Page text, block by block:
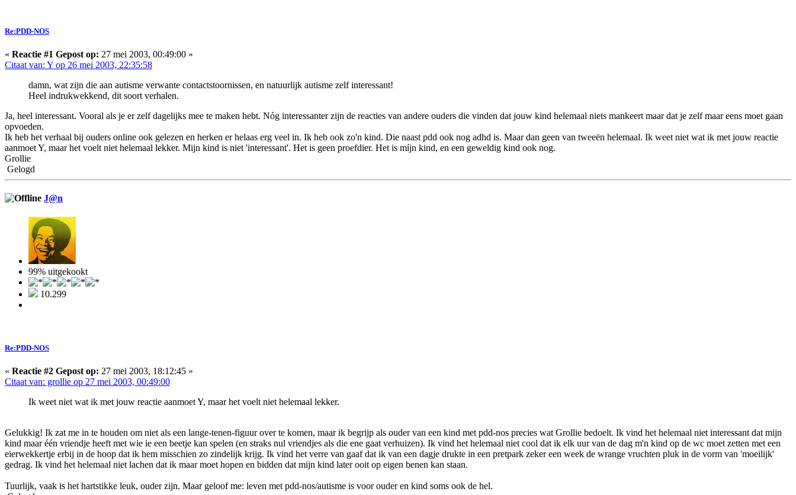
Re:PDD-NOS
« Reactie #1 Gepost op: 27 mei 2003, 00:49:00 »
Citaat van: Y op 26 mei 2003, 22:35:58
damn, wat zijn die aan autisme verwante contactstoornissen, en natuurlijk autisme zelf interessant!
Heel indrukwekkend, dit soort verhalen.
Ja, heel interessant. Vooral als je er zelf dagelijks mee te maken hebt. Nóg interessanter zijn de reacties van andere ouders die vinden dat jouw kind helemaal niets mankeert maar dat je zelf maar eens moet gaan
opvoeden.
Ik heb het verhaal bij ouders online ook gelezen en herken er helaas erg veel in. Ik heb ook zo'n kind. Die naast pdd ook nog adhd is. Maar dan geen van tweeën helemaal. Ik weet niet wat ik met jouw reactie
aanmoet Y, maar het voelt niet helemaal lekker. Mijn kind is niet 'interessant'. Het is geen proefdier. Het is míjn kind, en een geweldig kind ook nog.
Grollie
Gelogd
J@n
99% uitgekookt
10.299
Re:PDD-NOS
« Reactie #2 Gepost op: 27 mei 2003, 18:12:45 »
Citaat van: grollie op 27 mei 2003, 00:49:00
Ik weet niet wat ik met jouw reactie aanmoet Y, maar het voelt niet helemaal lekker.
Gelukkig! Ik zat me in te houden om niet als een lange-tenen-figuur over te komen, maar ik begrijp als ouder van een kind met pdd-nos precies wat Grollie bedoelt. Ik vind het helemaal niet interessant dat mijn
kind maar één vriendje heeft met wie ie een beetje kan spelen (en straks nul vriendjes als die ene gaat verhuizen). Ik vind het helemaal niet cool dat ik elk uur van de dag m'n kind op de wc moet zetten met een
eierwekkertje erbij in de hoop dat ik hem misschien zo zindelijk krijg. Ik vind het verre van gaaf dat ik van een dagje drukte in een pretpark zeker een week de wrange vruchten pluk in de vorm van 'moeilijk'
gedrag. Ik vind het helemaal niet lachen dat ik maar moet hopen en bidden dat mijn kind later ooit op eigen benen kan staan.
Tuurlijk, vaak is het hartstikke leuk, ouder zijn. Maar geloof me: leven met pdd-nos/autisme is voor ouder en kind soms ook de hel.